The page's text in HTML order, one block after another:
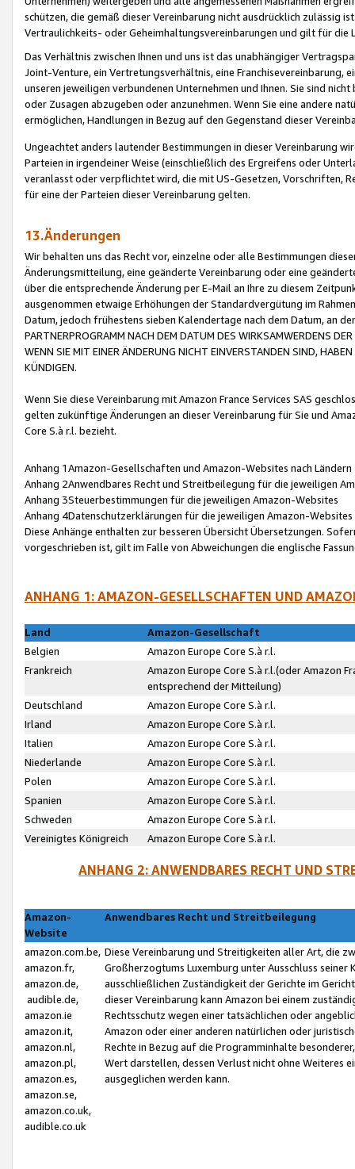
schützen, die gemäß dieser Vereinbarung nicht ausdrücklich zulässig
Vertraulichkeits- oder Geheimhaltungsvereinbarungen und gilt für die
Das Verhältnis zwischen Ihnen und uns ist das unabhängiger
Joint-Venture, ein Vertretungsverhältnis, eine Franchisevereinbarung,
unseren jeweiligen verbundenen Unternehmen und Ihnen. Sie sind
oder Zusagen abzugeben oder anzunehmen. Wenn Sie eine andere
ermöglichen, Handlungen in Bezug auf den Gegenstand dieser
Ungeachtet anders lautender Bestimmungen in dieser Vereinbarung
Parteien in irgendeiner Weise (einschließlich des Ergreifens oder
veranlasst oder verpflichtet wird, die mit US-Gesetzen, Vorschriften,
für eine der Parteien dieser Vereinbarung gelten.
13.Änderungen
Wir behalten uns das Recht vor, einzelne oder alle Bestimmungen
Änderungsmitteilung, eine geänderte Vereinbarung oder eine
über die entsprechende Änderung per E-Mail an Ihre zu diesem
ausgenommen etwaige Erhöhungen der Standardvergütung im
Datum, jedoch frühestens sieben Kalendertage nach dem Datum, an
PARTNERPROGRAMM NACH DEM DATUM DES WIRKSAMWERDENS
WENN SIE MIT EINER ÄNDERUNG NICHT EINVERSTANDEN SIND,
KÜNDIGEN.
Wenn Sie diese Vereinbarung mit Amazon France Services SAS
gelten zukünftige Änderungen an dieser Vereinbarung für Sie und
Core S.à r.l. bezieht.
Anhang 1Amazon-Gesellschaften und Amazon-Websites nach Ländern
Anhang 2Anwendbares Recht und Streitbeilegung für die jeweiligen
Anhang 3Steuerbestimmungen für die jeweiligen Amazon-Websites
Anhang 4Datenschutzerklärungen für die jeweiligen Amazon-Websites
Diese Anhänge enthalten zur besseren Übersicht Übersetzungen.
vorgeschrieben ist, gilt im Falle von Abweichungen die englische
ANHANG 1: AMAZON-GESELLSCHAFTEN UND
Land
Amazon-Gesellschaft
Belgien
Amazon Europe Core S.à r.l.
Frankreich
Amazon Europe Core S.à r.l.(oder Amazon
entsprechend der Mitteilung)
Deutschland
Amazon Europe Core S.à r.l.
Irland
Amazon Europe Core S.à r.l.
Italien
Amazon Europe Core S.à r.l.
Niederlande
Amazon Europe Core S.à r.l.
Polen
Amazon Europe Core S.à r.l.
Spanien
Amazon Europe Core S.à r.l.
Schweden
Amazon Europe Core S.à r.l.
Vereinigtes Königreich
Amazon Europe Core S.à r.l.
ANHANG 2: ANWENDBARES RECHT UND
Amazon-
Website
Anwendbares Recht und Streitbeilegung
amazon.com.be,
amazon.fr,
amazon.de,
audible.de,
amazon.ie
amazon.it,
amazon.nl,
amazon.pl,
amazon.es,
amazon.se,
amazon.co.uk,
audible.co.uk
Diese Vereinbarung und Streitigkeiten aller Art, die
Großherzogtums Luxemburg unter Ausschluss
ausschließlichen Zuständigkeit der Gerichte im
dieser Vereinbarung kann Amazon bei einem
Rechtsschutz wegen einer tatsächlichen oder
Amazon oder einer anderen natürlichen oder
Rechte in Bezug auf die Programminhalte
Wert darstellen, dessen Verlust nicht ohne Weiteres
ausgeglichen werden kann.